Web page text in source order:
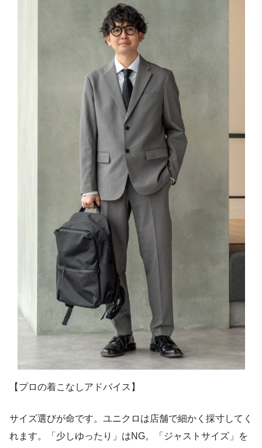
【プロの着こなしアドバイス】
サイズ選びが命です。ユニクロは店舗で細かく採寸してく
れます。「少しゆったり」はNG。「ジャストサイズ」を